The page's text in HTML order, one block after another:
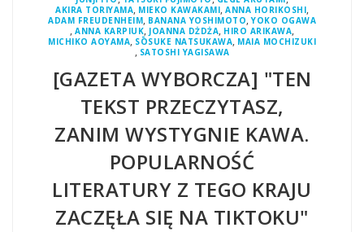
AKIRA TORIYAMA, MIEKO KAWAKAMI, ANNA HORIKOSHI,
ADAM FREUDENHEIM, BANANA YOSHIMOTO,YOKO OGAWA
, ANNA KARPIUK, JOANNA DŻDŻA, HIRO ARIKAWA,
MICHIKO AOYAMA, SŌSUKE NATSUKAWA, MAIA MOCHIZUKI
, SATOSHI YAGISAWA
[GAZETA WYBORCZA] "TEN
TEKST PRZECZYTASZ,
ZANIM WYSTYGNIE KAWA.
POPULARNOŚĆ
LITERATURY Z TEGO KRAJU
ZACZĘŁA SIĘ NA TIKTOKU"